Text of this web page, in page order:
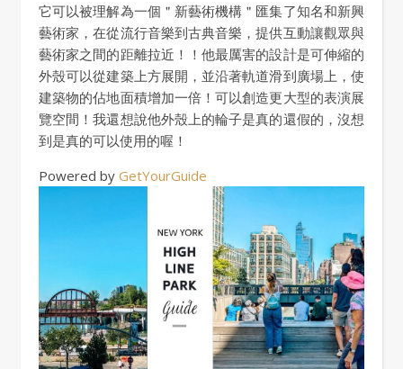
它可以被理解為一個＂新藝術機構＂匯集了知名和新興
藝術家，在從流行音樂到古典音樂，提供互動讓觀眾與
藝術家之間的距離拉近！！他最厲害的設計是可伸縮的
外殼可以從建築上方展開，並沿著軌道滑到廣場上，使
建築物的佔地面積增加一倍！可以創造更大型的表演展
覽空間！我還想說他外殼上的輪子是真的還假的，沒想
到是真的可以使用的喔！
Powered by GetYourGuide